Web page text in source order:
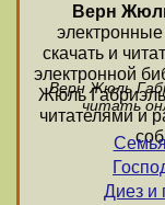
Верн
скачать и
электронной
Жюль
читателями и
Верн Жюль
читать
Диез и